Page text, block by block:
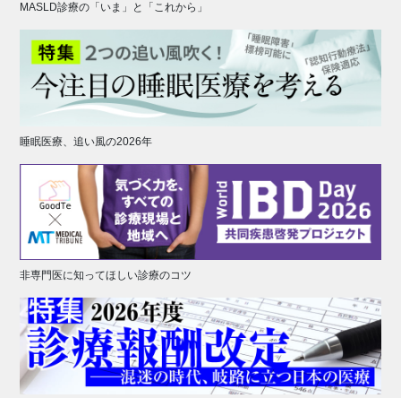
MASLD診療の「いま」と「これから」
睡眠医療、追い風の2026年
非専門医に知ってほしい診療のコツ